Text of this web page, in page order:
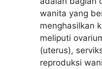
wanita yang
menghasilkan
meliputi
(uterus),
reproduksi